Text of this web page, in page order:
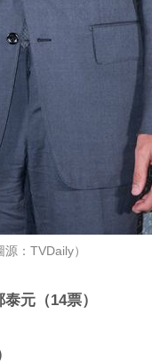
源：TVDaily）
元（14票）